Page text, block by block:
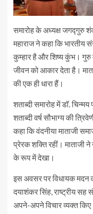
समारोह के अध्यक्ष जगद्गुरु
महाराज ने कहा कि भारतीय
कुम्हार है और शिष्य कुंभ।
जीवन को आकार देता है।
की एक ही धारा हैं।
शताब्दी समारोह में डॉ.
शताब्दी वर्ष सौभाग्य की
कहा कि वंदनीया माताजी
प्रेरक शक्ति रहीं। माताजी
के रूप में देखा।
इस अवसर पर विधायक मदन
दयाशंकर सिंह, राष्ट्रीय सह
अपने-अपने विचार व्यक्त